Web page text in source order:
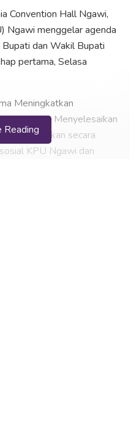
Convention Hall Ngawi,
Ngawi menggelar agenda
dan Wakil Bupati
pertama, Selasa
Meningkatkan
dan Menyelesaikan
juga disiarkan secara
KPU Ngawi dan
Reading